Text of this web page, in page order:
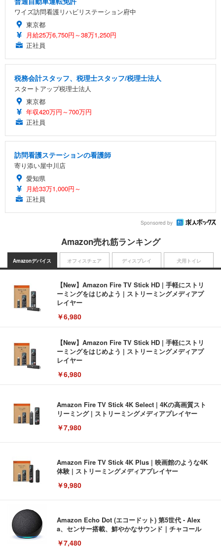
ワイズ訪問看護リハビリステーション府中
東京都
月給25万6,750円～38万1,250円
正社員
税務会計スタッフ、税理士スタッフ/税理士法人
スタートアップ税理士法人
東京都
年収420万円～700万円
正社員
訪問看護ステーションの看護師
寄り添い屋中川店
愛知県
月給33万1,000円～
正社員
Sponsored by
Amazon売れ筋ランキング
Amazonデバイス
【New】Amazon Fire TV Stick HD | 手軽にストリ
ーミングをはじめよう | ストリーミングメディアプ
レイヤー
￥6,980
【New】Amazon Fire TV Stick HD | 手軽にストリ
ーミングをはじめよう | ストリーミングメディアプ
レイヤー
￥6,980
Amazon Fire TV Stick 4K Select | 4Kの高画質スト
リーミング | ストリーミングメディアプレイヤー
￥7,980
Amazon Fire TV Stick 4K Plus | 映画館のような4K
体験 | ストリーミングメディアプレイヤー
￥9,980
Amazon Echo Dot (エコードット) 第5世代 - Alex
a、センサー搭載、鮮やかなサウンド｜チャコール
￥7,480
オフィスチェア ディスプレイ 犬用トイレ